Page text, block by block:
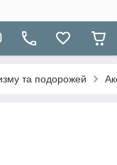
та подорожей